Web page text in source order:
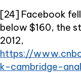
[24] Facebook
below $160, the
2012,
https://
k-cambridge-